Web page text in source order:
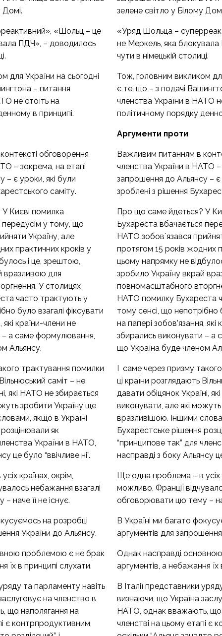
Домі.
«Шольц – це
ПДЧ», – доводилось
для України на сьогодні
– питання
не стоїть на
в принципі.
обговорення
– зокрема, на етапі
– є уроки, які були
саміту.
Києві помилка
у тому, що
Україну, але
практичних кроків у
і це, зрештою,
вразливою для
У столицях
часто трактують у
було взагалі фіксувати
які країни-члени не
– а саме формулювання,
Альянсу.
трактування помилки
саміт – не
які НАТО не збирається
зробити Україну ще
якщо в Україні
як
України в НАТО,
це було “ввічливе ні”.
країнах, окрім,
небажання взагалі
наче її не існує.
на розробці
України до Альянсу.
проблемою є не брак
їх в принципі слухати.
та парламенту навіть
на членство в
що наполягання на
є контрпродуктивним,
зелене світло у Білому
«Уряд Шольца –
не Меркель, яка
чути в німецькій столиці.
Тож, головним викликом
є те, що – з подачі
членства України в НАТО
політичному порядку
Аргументи проти
Важливим питанням в
членства України в НАТО –
запрошення до Альянсу – є
зроблені з рішення
Про що саме йдеться? У
Бухареста вбачається
НАТО зобовʼязався
протягом 15 років жодних
цьому напрямку не
зробило Україну вкрай
повномасштабного
НАТО помилку Бухареста
тому сенсі, що непотрібно
на папері зобов’язання, які
збирались виконувати –
що Україна буде членом
І саме через призму
ці країни розглядають
давати обіцянок Україні,
виконувати, але які
вразливішою. Іншими
Бухарестське рішення
“принципове так” для
насправді з боку Альянсу
Ще одна проблема – в усіх
можливо, Франції
обговорювати цю тему –
В Україні ми багато
аргументів для
Однак насправді
аргументів, а небажання їх
В Італії представники
визнаючи, що Україна
НАТО, однак вважають, що
членстві на цьому етапі є